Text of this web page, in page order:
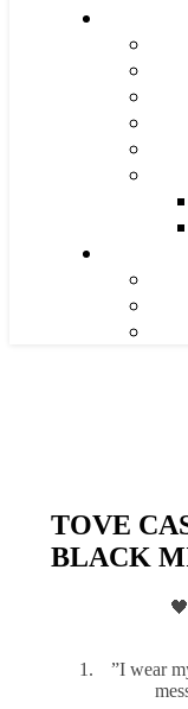
TOVE
BLACK
”I wear